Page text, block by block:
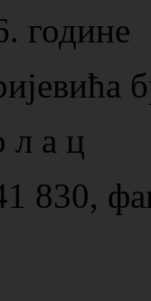
године
а ц
830,